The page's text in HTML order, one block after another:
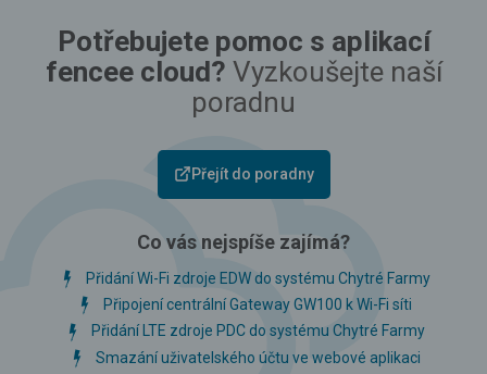
Potřebujete pomoc s aplikací
fencee cloud? Vyzkoušejte naší
poradnu
Přejít do poradny
Co vás nejspíše zajímá?
Přidání Wi-Fi zdroje EDW do systému Chytré Farmy
Připojení centrální Gateway GW100 k Wi-Fi síti
Přidání LTE zdroje PDC do systému Chytré Farmy
Smazání uživatelského účtu ve webové aplikaci